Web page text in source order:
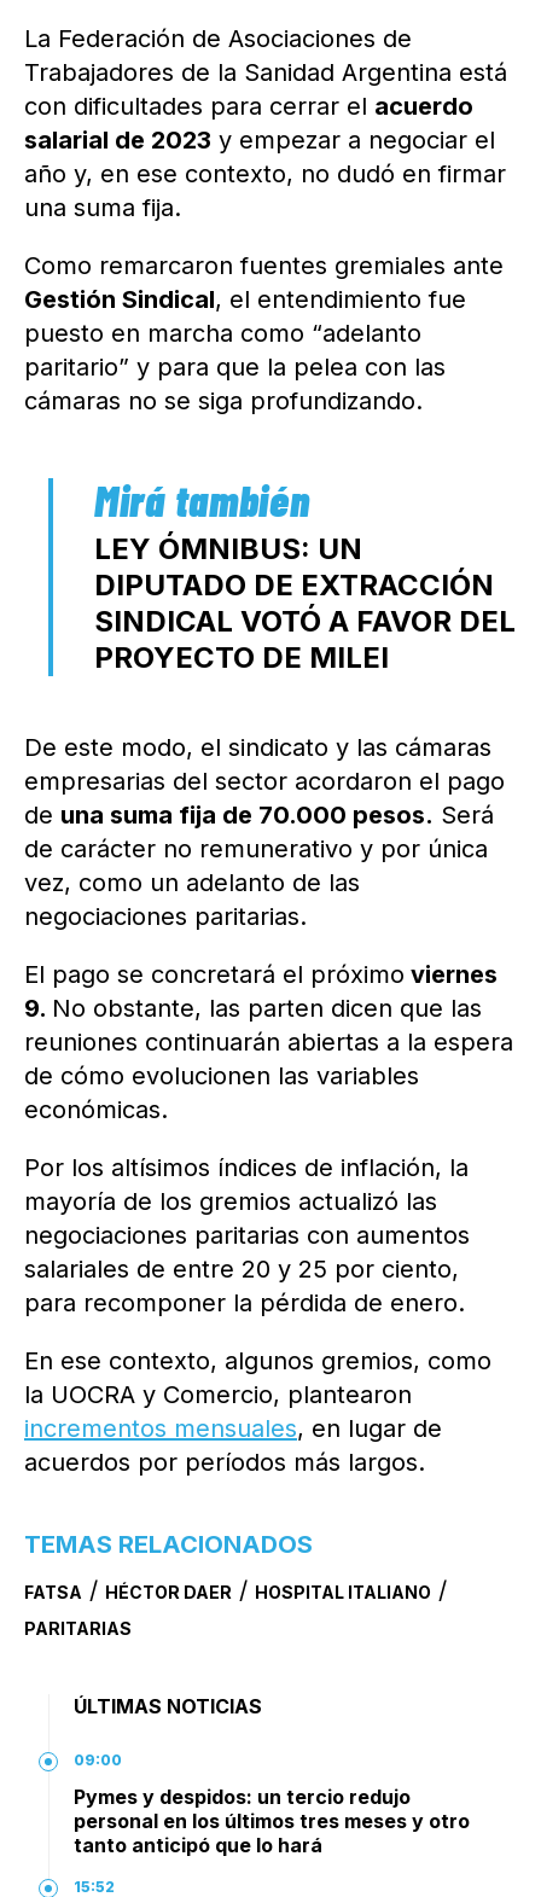
La Federación de Asociaciones de
Trabajadores de la Sanidad Argentina está
con dificultades para cerrar el acuerdo
salarial de 2023 y empezar a negociar el
año y, en ese contexto, no dudó en firmar
una suma fija.
Como remarcaron fuentes gremiales ante
Gestión Sindical, el entendimiento fue
puesto en marcha como “adelanto
paritario” y para que la pelea con las
cámaras no se siga profundizando.
LEY ÓMNIBUS: UN
DIPUTADO DE EXTRACCIÓN
SINDICAL VOTÓ A FAVOR DEL
PROYECTO DE MILEI
De este modo, el sindicato y las cámaras
empresarias del sector acordaron el pago
de una suma fija de 70.000 pesos. Será
de carácter no remunerativo y por única
vez, como un adelanto de las
negociaciones paritarias.
El pago se concretará el próximo viernes
9. No obstante, las parten dicen que las
reuniones continuarán abiertas a la espera
de cómo evolucionen las variables
económicas.
Por los altísimos índices de inflación, la
mayoría de los gremios actualizó las
negociaciones paritarias con aumentos
salariales de entre 20 y 25 por ciento,
para recomponer la pérdida de enero.
En ese contexto, algunos gremios, como
la UOCRA y Comercio, plantearon
incrementos mensuales, en lugar de
acuerdos por períodos más largos.
TEMAS RELACIONADOS
FATSA / HÉCTOR DAER / HOSPITAL ITALIANO /
PARITARIAS
ÚLTIMAS NOTICIAS
09:00
Pymes y despidos: un tercio redujo
personal en los últimos tres meses y otro
tanto anticipó que lo hará
15:52